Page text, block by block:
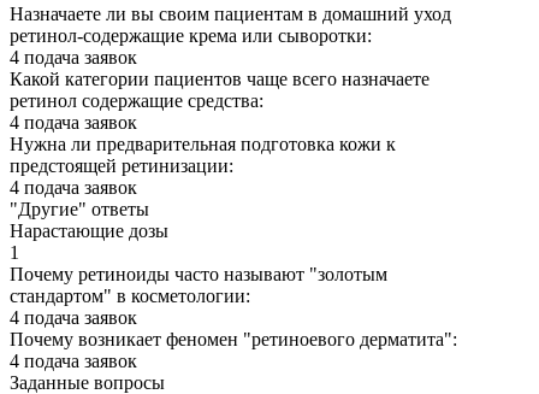
Назначаете ли вы своим пациентам в домашний уход
ретинол-содержащие крема или сыворотки:
4 подача заявок
Какой категории пациентов чаще всего назначаете
ретинол содержащие средства:
4 подача заявок
Нужна ли предварительная подготовка кожи к
предстоящей ретинизации:
4 подача заявок
"Другие" ответы
Нарастающие дозы
1
Почему ретиноиды часто называют "золотым
стандартом" в косметологии:
4 подача заявок
Почему возникает феномен "ретиноевого дерматита":
4 подача заявок
Заданные вопросы